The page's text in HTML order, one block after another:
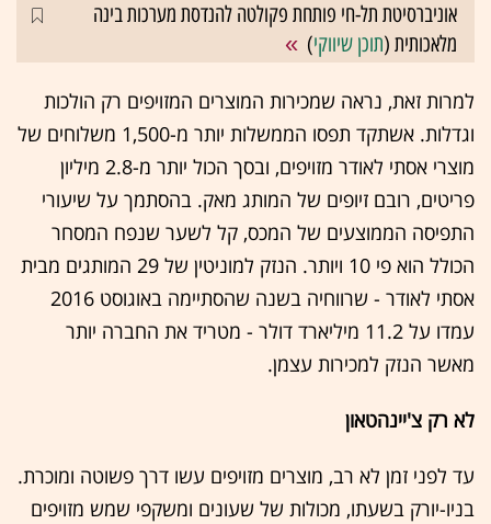
אוניברסיטת תל-חי פותחת פקולטה להנדסת מערכות בינה
מלאכותית (תוכן שיווקי)
למרות זאת, נראה שמכירות המוצרים המזויפים רק הולכות
וגדלות. אשתקד תפסו הממשלות יותר מ-1,500 משלוחים של
מוצרי אסתי לאודר מזויפים, ובסך הכול יותר מ-2.8 מיליון
פריטים, רובם זיופים של המותג מאק. בהסתמך על שיעורי
התפיסה הממוצעים של המכס, קל לשער שנפח המסחר
הכולל הוא פי 10 ויותר. הנזק למוניטין של 29 המותגים מבית
אסתי לאודר - שרווחיה בשנה שהסתיימה באוגוסט 2016
עמדו על 11.2 מיליארד דולר - מטריד את החברה יותר
מאשר הנזק למכירות עצמן.
לא רק צ'יינהטאון
עד לפני זמן לא רב, מוצרים מזויפים עשו דרך פשוטה ומוכרת.
בניו-יורק בשעתו, מכולות של שעונים ומשקפי שמש מזויפים